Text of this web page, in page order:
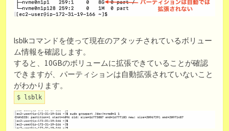
lsblkコマンドを使って現在のアタッチされているボリュー
ム情報を確認します。
すると、10GBのボリュームに拡張できていることが確認
できますが、パーティションは自動拡張されていないこと
がわかります。
$ lsblk